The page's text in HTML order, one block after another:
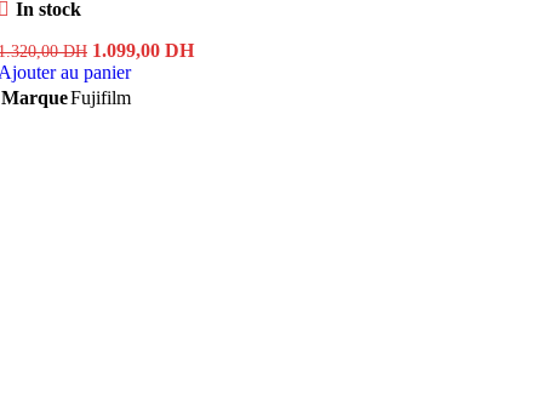
In stock
DH Le
prix
initial
était :
1.099,00 DHLe
au panier
MarqueFujifilm